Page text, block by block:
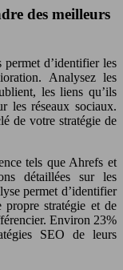
des meilleurs
d’identifier les
Analysez les
les liens qu’ils
les réseaux sociaux.
de votre stratégie de
tels que Ahrefs et
détaillées sur les
permet d’identifier
stratégie et de
Environ 23%
SEO de leurs